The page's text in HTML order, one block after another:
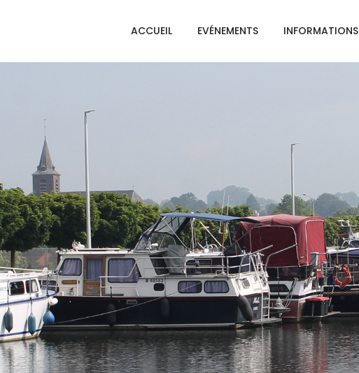
ACCUEIL EVÉNEMENTS INFORMATIONS